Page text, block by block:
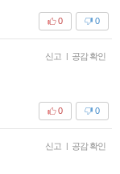
0
0
신고 | 공감 확인
0
0
신고 | 공감 확인